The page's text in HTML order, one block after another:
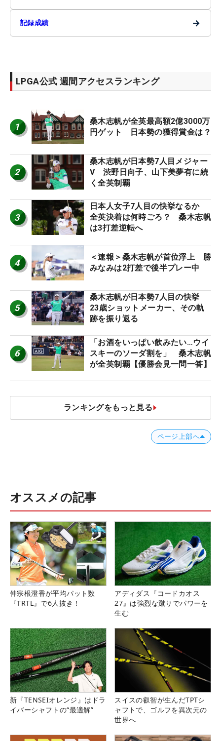
記録成績 →
LPGA公式 週間アクセスランキング
1
桑木志帆が全英最高額2億3000万
円ゲット 日本勢の獲得賞金は？
2
桑木志帆が日本勢7人目メジャー
V 渋野日向子、山下美夢有に続
く全英制覇
3
日本人女子7人目の快挙なるか
全英決着は何時ごろ？ 桑木志帆
は3打差逆転へ
4
＜速報＞桑木志帆が首位浮上 勝
みなみは2打差で後半プレー中
5
桑木志帆が日本勢7人目の快挙
23歳ショットメーカー、その軌
跡を振り返る
6
「お酒をいっぱい飲みたい…ウイ
スキーのソーダ割を」 桑木志帆
が全英制覇【優勝会見一問一答】
ランキングをもっと見る
ページ上部へ
オススメの記事
仲宗根澄香が平均パット数
『TRTL』で6人抜き！
アディダス『コードカオス
27』は強烈な蹴りでパワーを
生む
新『TENSEIオレンジ』はドラ
イバーシャフトの“最適解”
スイスの叡智が生んだTPTシ
ャフトで、ゴルフを異次元の
世界へ